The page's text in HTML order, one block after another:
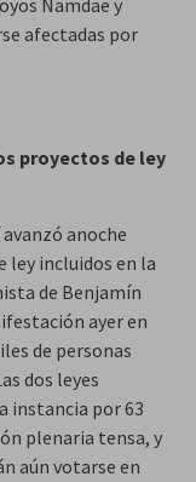
Namdae y
afectadas por
proyectos de ley
anoche
ley incluidos en la
de Benjamín
ayer en
de personas
dos leyes
instancia por 63
plenaria tensa, y
aún votarse en